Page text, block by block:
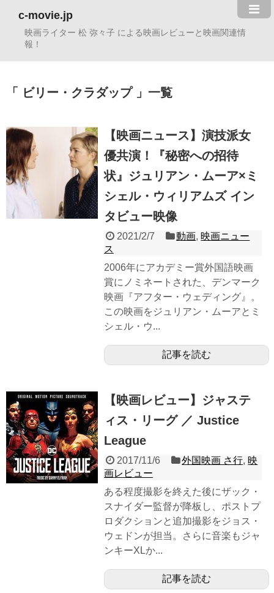
c-movie.jp
映画ライター 松 弥々子 による映画レビューと映画関連情
報！
ビリー・クラダップ 一覧
【映画ニュース】演技派女
優共演！『秘密への招待
状』ジュリアン・ムーア×ミ
シェル・ウィリアムズ イン
タビュー映像
2021/2/7 動画, 映画ニュー
ス
2006年にアカデミー賞外国語映画
賞にノミネートされた、デンマーク
映画『アフター・ウェディング』。
この映画をジュリアン・ムーアとミ
シェル・ウ...
記事を読む
【映画レビュー】ジャステ
ィス・リーグ ／ Justice
League
2017/11/6 外国映画 さ行, 映
画レビュー
ある程度撮影を終えた後にザック・
スナイダー監督が降板し、ポストプ
ロダクションと追加撮影をジョス・
ウェドンが担当。さらに音楽もジャ
ンキーXLか...
記事を読む